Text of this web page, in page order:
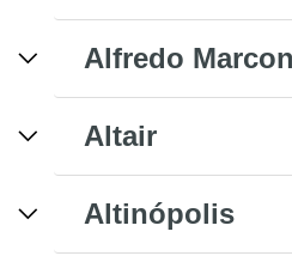
Alfredo
Altair
Altinópolis